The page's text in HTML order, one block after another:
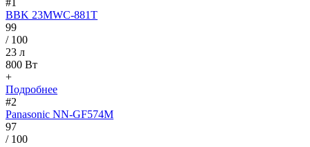
BBK 23MWC-881T
99
/ 100
23 л
800 Вт
+
Подробнее
#2
Panasonic NN-GF574M
97
/ 100